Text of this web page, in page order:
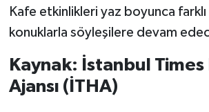
Kafe etkinlikleri yaz boyunca
konuklarla söyleşilere devam
Kaynak: İstanbul
Ajansı (İTHA)